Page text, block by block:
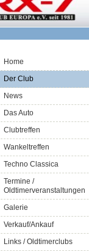
Home
Der Club
News
Das Auto
Clubtreffen
Wankeltreffen
Techno Classica
Termine /
Oldtimerveranstaltungen
Galerie
Verkauf/Ankauf
Links / Oldtimerclubs